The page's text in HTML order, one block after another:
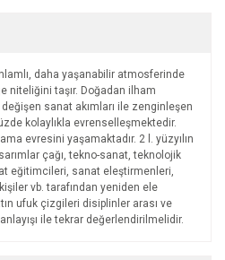
daha yaşanabilir atmos­ferinde
niteliğini taşır. Doğa­dan ilham
sanat akımla­rı ile zenginleşen
kolaylık­la evrenselleşmektedir.
ev­resini yaşamaktadır. 2 l. yüzyılın
çağı, tekno-sanat, teknolojik
eğitimcileri, sanat eleştirmenleri,
vb. tarafından yeniden ele
ufuk çizgileri disiplinler arası ve
ile tekrar değerlendirilmelidir.